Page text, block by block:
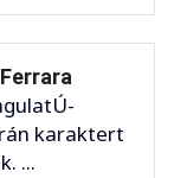
karaktert
...